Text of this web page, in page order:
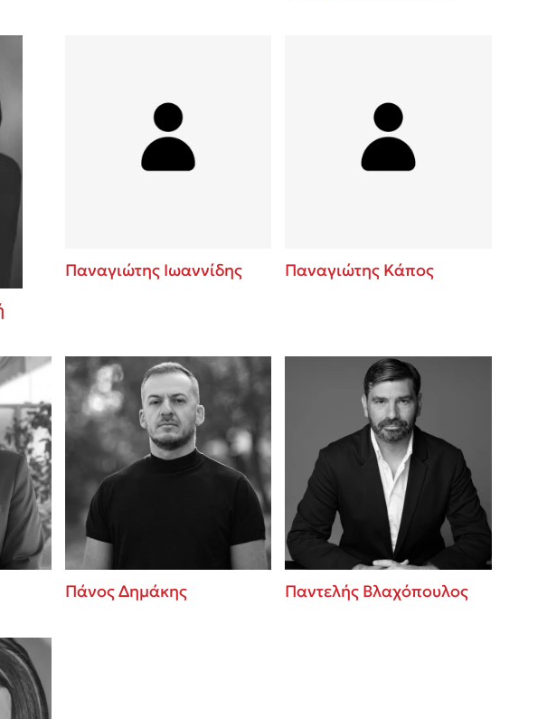
Παναγιώτης Ιωαννίδης Παναγιώτης Κάπος
Πάνος Δημάκης Παντελής Βλαχόπουλος